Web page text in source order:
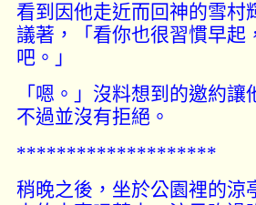
看到因他走近而回神的雪村
議著，「看你也很習慣早起
吧。」
「嗯。」沒料想到的邀約
不過並沒有拒絕。
********************
稍晚之後，坐於公園裡的涼